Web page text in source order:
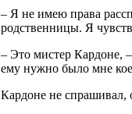
– Я не имею права
родственницы. Я
– Это мистер Кардоне,
ему нужно было мне
Кардоне не спрашивал,